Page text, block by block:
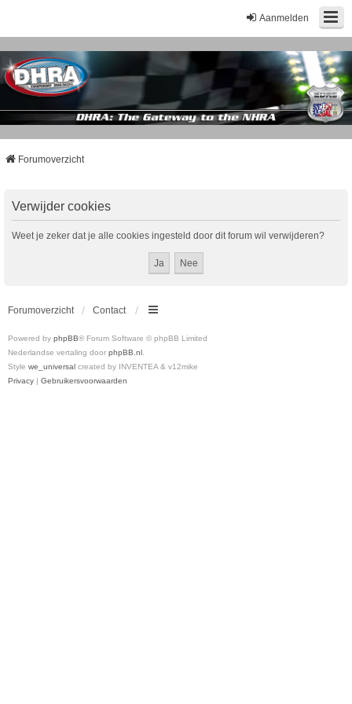
Aanmelden
Forumoverzicht
Verwijder cookies
Weet je zeker dat je alle cookies ingesteld door dit forum wil verwijderen?
Forumoverzicht Contact
Powered by phpBB® Forum Software © phpBB Limited
Nederlandse vertaling door phpBB.nl
Style we_universal created by INVENTEA & v12mike
Privacy | Gebruikersvoorwaarden